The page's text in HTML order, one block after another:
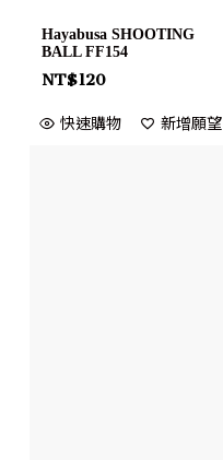
Hayabusa SHOOTING
BALL FF154
NT$120
快速購物 新增願望